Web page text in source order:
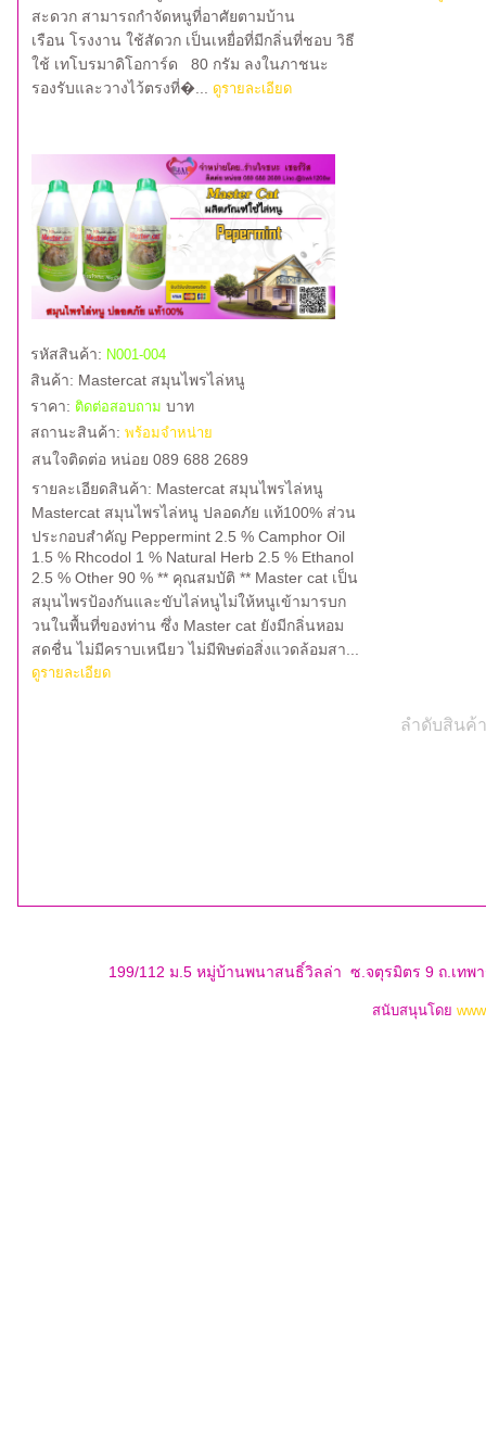
สะดวก สามารถกำจัดหนูที่อาศัยตามบ้าน
เรือน โรงงาน ใช้สัดวก เป็นเหยื่อที่มีกลิ่นที่ชอบ วิธี
ใช้ เทโบรมาดิโอการ์ด 80 กรัม ลงในภาชนะ
รองรับและวางไว้ตรงที่�... ดูรายละเอียด
รหัสสินค้า: N001-004
สินค้า: Mastercat สมุนไพรไล่หนู
ราคา: ติดต่อสอบถาม บาท
สถานะสินค้า: พร้อมจำหน่าย
สนใจติดต่อ หน่อย 089 688 2689
รายละเอียดสินค้า: Mastercat สมุนไพรไล่หนู
Mastercat สมุนไพรไล่หนู ปลอดภัย แท้100% ส่วน
ประกอบสำคัญ Peppermint 2.5 % Camphor Oil
1.5 % Rhcodol 1 % Natural Herb 2.5 % Ethanol
2.5 % Other 90 % ** คุณสมบัติ ** Master cat เป็น
สมุนไพรป้องกันและขับไล่หนูไม่ให้หนูเข้ามารบก
วนในพื้นที่ของท่าน ซึ่ง Master cat ยังมีกลิ่นหอม
สดชื่น ไม่มีคราบเหนียว ไม่มีพิษต่อสิ่งแวดล้อมสา...
ดูรายละเอียด
ลำดับสินค้
199/112 ม.5 หมู่บ้านพนาสนธิ์วิลล่า ซ.จตุรมิตร 9 ถ.เทพ
สนับสนุนโดย